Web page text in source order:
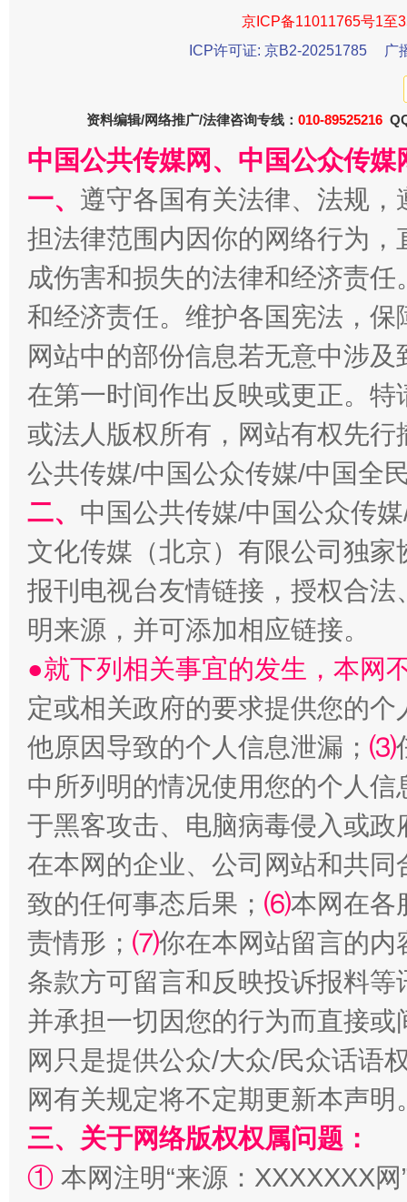
一批国家标准开始实施
以产业富民促振兴 酒驾
从幼儿园到大学，有这些资助 “
事关残疾人未来5年
规模最大的光氢储一体化项目
京ICP备11011765号1至
ICP许可证: 京B2-20251785
广
资料编辑/网络推广/法律咨询专线： 010-89525216
中国公共传媒网、中国公众传
一、 遵守各国有关法律、法规
担法律范围内因你的网络行为
成伤害和损失的法律和经济责
和经济责任。维护各国宪法，
网站中的部份信息若无意中涉
在第一时间作出反映或更正。
或法人版权所有，网站有权先
公共传媒/中国公众传媒/中国全
二、 中国公共传媒/中国公众传
文化传媒（北京）有限公司独
报刊电视台友情链接，授权合
明来源，并可添加相应链接。
●就下列相关事宜的发生，本网
定或相关政府的要求提供您的个
他原因导致的个人信息泄漏； ⑶
中所列明的情况使用您的个人
于黑客攻击、电脑病毒侵入或
在本网的企业、公司网站和共
致的任何事态后果； ⑹本网在各
责情形； ⑺你在本网站留言的内
条款方可留言和反映投诉报料
并承担一切因您的行为而直接
网只是提供公众/大众/民众话语
网有关规定将不定期更新本声明
三、关于网络版权权属问题：
① 本网注明“来源：XXXXXXX